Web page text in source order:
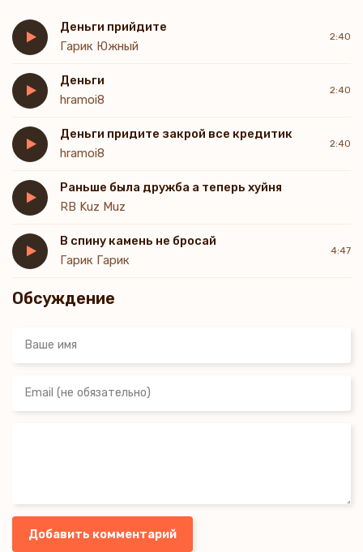
Деньги прийдите
Гарик Южный
2:40
Деньги
hramoi8
2:40
Деньги придите закрой все кредитик
hramoi8
2:40
Раньше была дружба а теперь хуйня
RB Kuz Muz
В спину камень не бросай
Гарик Гарик
4:47
Обсуждение
Добавить комментарий